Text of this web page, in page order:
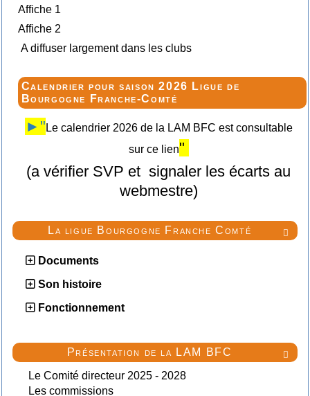

La ligue Bourgogne Franche Comté
Documents
Son histoire
Fonctionnement

Présentation de la LAM BFC
Le Comité directeur 2025 - 2028
Les commissions
Affiche 1
Affiche 2
A diffuser largement dans les clubs
Calendrier pour saison 2026 Ligue de
Bourgogne Franche-Comté
►" Le calendrier 2026 de la LAM BFC est consultable
sur ce lien"
(a vérifier SVP et signaler les écarts au
webmestre)